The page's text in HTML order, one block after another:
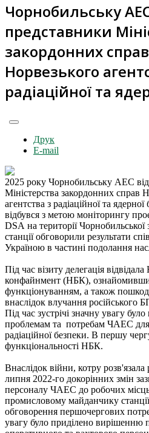
Чорнобильську
представники
закордонних справ
Норвезького
радіаційної та
Друк
E-mail
2025 року Чорнобильську АЕС
Міністерства закордонних справ
агентства з радіаційної та
відбувся з метою моніторингу
DSA на території Чорнобильської
станції обговорили результати
Україною в частині подолання
Під час візиту делегація
конфайнмент (НБК),
функціонуванням, а також
внаслідок влучання російського
Під час зустрічі значну увагу
проблемам та потребам ЧАЕС для
радіаційної безпеки. В першу
функціональності НБК.
Внаслідок війни, котру розв'язала
липня 2022-го докорінних змін
персоналу ЧАЕС до робочих
промисловому майданчику
обговорення першочергових
увагу було приділено вирішенню